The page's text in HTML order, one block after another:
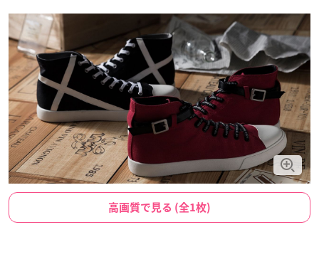
高画質で見る (全1枚)